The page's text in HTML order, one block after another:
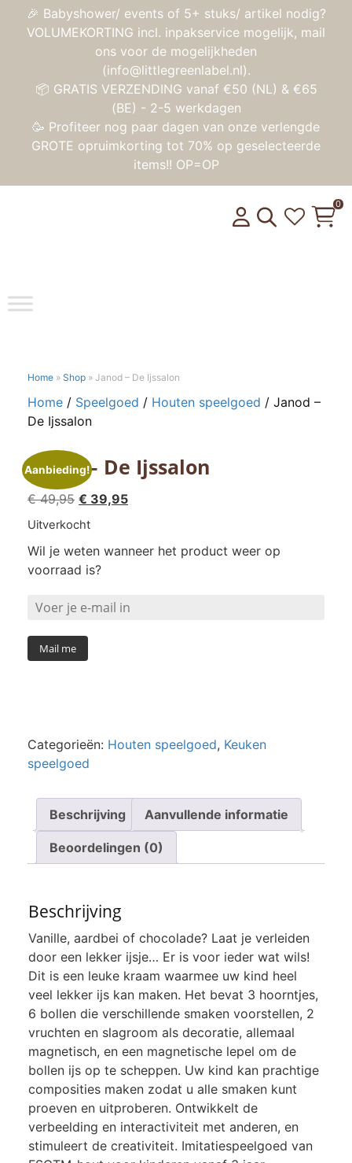
🎉 Babyshower/ events of 5+ stuks/ artikel nodig?
VOLUMEKORTING incl. inpakservice mogelijk, mail
ons voor de mogelijkheden
(info@littlegreenlabel.nl).
📦 GRATIS VERZENDING vanaf €50 (NL) & €65
(BE) - 2-5 werkdagen
🥳 Profiteer nog paar dagen van onze verlengde
GROTE opruimkorting tot 70% op geselecteerde
items!! OP=OP
Toggle
0
Home » Shop » Janod – De Ijssalon
Home / Speelgoed / Houten speelgoed / Janod –
De Ijssalon
Aanbieding!
Janod – De Ijssalon
€49,95 Oorspronkelijke
prijs
€ 49,95.
€ 39,95Huidige
€ 39,95.
Uitverkocht
Wil je weten wanneer het product weer op
voorraad is?
Mail me
Categorieën: Houten speelgoed, Keuken
speelgoed
Beschrijving Aanvullende informatie
Beoordelingen (0)
Beschrijving
Vanille, aardbei of chocolade? Laat je verleiden
door een lekker ijsje… Er is voor ieder wat wils!
Dit is een leuke kraam waarmee uw kind heel
veel lekker ijs kan maken. Het bevat 3 hoorntjes,
6 bollen die verschillende smaken voorstellen, 2
vruchten en slagroom als decoratie, allemaal
magnetisch, en een magnetische lepel om de
bollen ijs op te scheppen. Uw kind kan prachtige
composities maken zodat u alle smaken kunt
proeven en uitproberen. Ontwikkelt de
verbeelding en interactiviteit met anderen, en
stimuleert de creativiteit. Imitatiespeelgoed van